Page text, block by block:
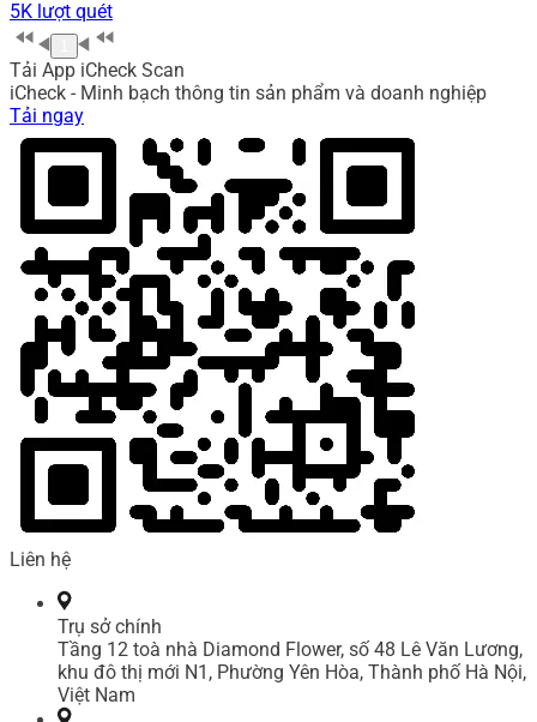
5K lượt quét
Tải App iCheck Scan
iCheck - Minh bạch thông tin sản phẩm và doanh nghiệp
Tải ngay
Liên hệ
Trụ sở chính
Tầng 12 toà nhà Diamond Flower, số 48 Lê Văn Lương,
khu đô thị mới N1, Phường Yên Hòa, Thành phố Hà Nội,
Việt Nam